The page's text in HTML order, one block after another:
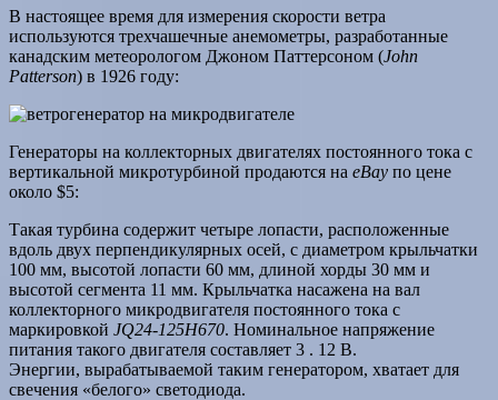
В настоящее время для измерения скорости ветра
используются трехчашечные анемометры, разработанные
канадским метеорологом Джоном Паттерсоном (John
Patterson) в 1926 году:
Генераторы на коллекторных двигателях постоянного тока с
вертикальной микротурбиной продаются на eBay по цене
около $5:
Такая турбина содержит четыре лопасти, расположенные
вдоль двух перпендикулярных осей, с диаметром крыльчатки
100 мм, высотой лопасти 60 мм, длиной хорды 30 мм и
высотой сегмента 11 мм. Крыльчатка насажена на вал
коллекторного микродвигателя постоянного тока с
маркировкой JQ24-125H670. Номинальное напряжение
питания такого двигателя составляет 3 . 12 В.
Энергии, вырабатываемой таким генератором, хватает для
свечения «белого» светодиода.